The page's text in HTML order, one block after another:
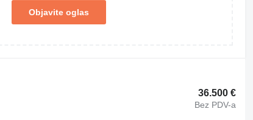
Objavite oglas
36.500 €
Bez PDV-a